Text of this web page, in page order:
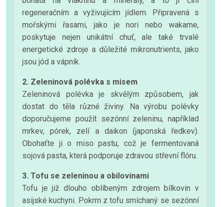
regeneračním a vyživujícím jídlem. Připravená s
mořskými řasami, jako je nori nebo wakame,
poskytuje nejen unikátní chuť, ale také trvalé
energetické zdroje a důležité mikronutrients, jako
jsou jód a vápník.
2. Zeleninová polévka s misem
Zeleninová polévka je skvělým způsobem, jak
dostat do těla různé živiny. Na výrobu polévky
doporučujeme použít sezónní zeleninu, například
mrkev, pórek, zelí a daikon (japonská ředkev).
Obohaťte ji o miso pastu, což je fermentovaná
sojová pasta, která podporuje zdravou střevní flóru.
3. Tofu se zeleninou a obilovinami
Tofu je již dlouho oblíbeným zdrojem bílkovin v
asijské kuchyni. Pokrm z tofu smíchaný se sezónní